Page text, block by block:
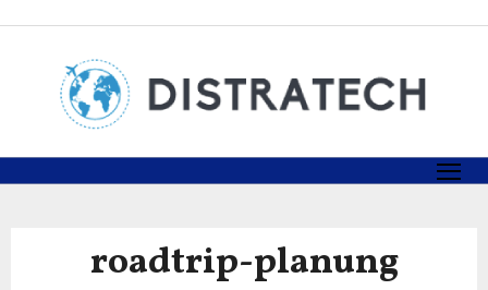
springen
roadtrip-planung